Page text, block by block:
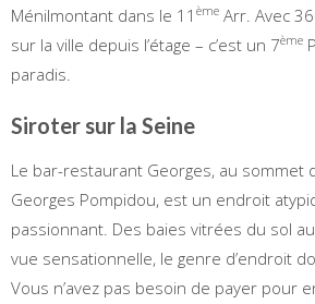
Ménilmontant dans le 11 ème Arr. Avec
sur la ville depuis l’étage – c’est un 7ème
paradis.
Siroter sur la Seine
Le bar-restaurant Georges, au sommet
Georges Pompidou, est un endroit
passionnant. Des baies vitrées du sol
vue sensationnelle, le genre d’endroit
Vous n’avez pas besoin de payer pour